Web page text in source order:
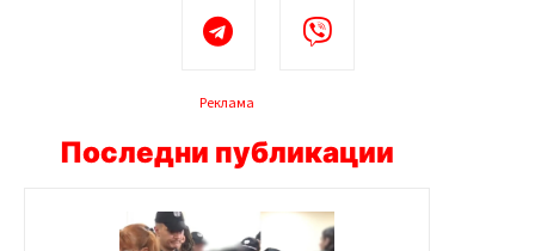
Реклама
Последни публикации